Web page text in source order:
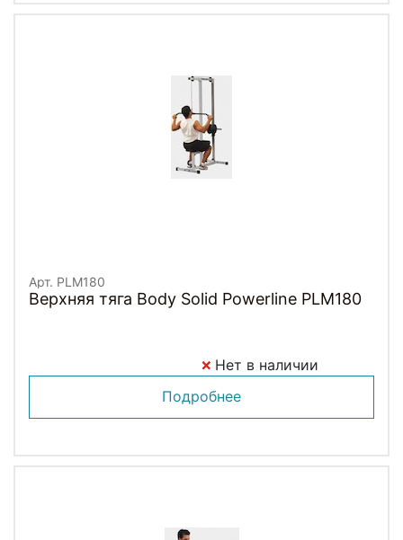
Арт. PLM180
Верхняя тяга Body Solid Powerline PLM180
Нет в наличии
Подробнее